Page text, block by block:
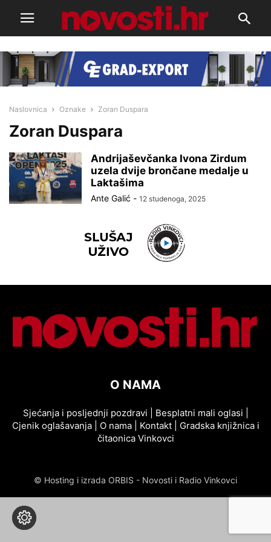
Naslovnica Oznake Zoran Duspara
Zoran Duspara
Andrijaševčanka Ivona Zirdum
uzela dvije brončane medalje u
Laktašima
Ante Galić - 12 studenoga, 2025
O NAMA
Sjećanja i posljednji pozdravi Besplatni mali oglasi
Cjenik oglašavanja| O nama| Kontakt| Gradska knjižnica i
čitaonica Vinkovci
© Hosting i izrada ORBIS - Novosti i Radio Vinkovci